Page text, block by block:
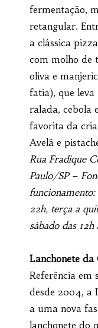
fermentação,
retangular.
a clássica
com molho de
oliva e
fatia), que leva
ralada, cebola
favorita da
Avelã e
Rua Fradique
Paulo/SP –
funcionamento:
22h, terça a
sábado das
Lanchonete da
Referência em
desde 2004, a
a uma nova
lanchonete do